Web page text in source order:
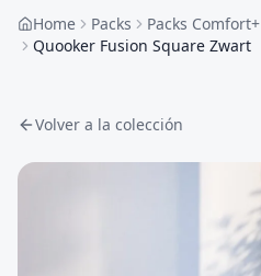
Home Packs
Packs Comfort+
Quooker Fusion Square Zwart
Volver a la colección